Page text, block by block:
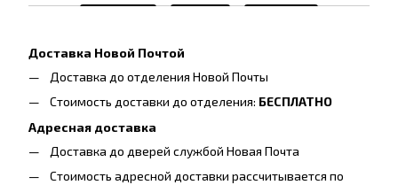
Доставка Новой Почтой
Доставка до отделения Новой Почты
Стоимость доставки до отделения: БЕСПЛАТНО
Адресная доставка
Доставка до дверей службой Новая Почта
Стоимость адресной доставки рассчитывается по